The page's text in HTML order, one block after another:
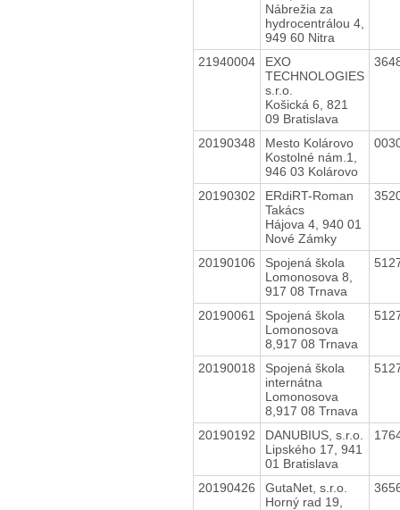
Nábrežia za
hydrocentrálou 4,
949 60 Nitra
21940004
EXO
TECHNOLOGIES
s.r.o.
Košická 6, 821
09 Bratislava
20190348
Mesto Kolárovo
Kostolné nám.1,
946 03 Kolárovo
20190302
ERdiRT-Roman
Takács
Hájova 4, 940 01
Nové Zámky
20190106
Spojená škola
Lomonosova 8,
917 08 Trnava
20190061
Spojená škola
Lomonosova
8,917 08 Trnava
20190018
Spojená škola
internátna
Lomonosova
8,917 08 Trnava
20190192
DANUBIUS, s.r.o.
Lipského 17, 941
01 Bratislava
20190426
GutaNet, s.r.o.
Horný rad 19,